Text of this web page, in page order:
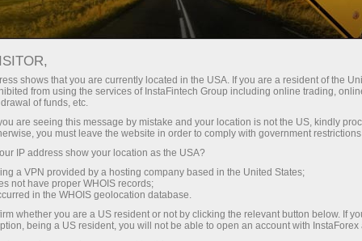
Con InstaForex obtiene acceso a
competitivas: apalancamiento de
hasta 1:5000, unos de los mejores
spreads y comisiones del
mercado, así como condiciones
atractivas para operar con
acciones e índices.
Spreads mínimos
Bono del 30%
en cada depósito
Velocidad
en el trading y en la pista
shows that you are currently located in the USA. If you are a resident of the
from using the services of InstaFintech Group including online trading,
of funds, etc.
are seeing this message by mistake and your location is not the US, kindly
you must leave the website in order to comply with government
IP address show your location as the USA?
a VPN provided by a hosting company based in the United States;
not have proper WHOIS records;
in the WHOIS geolocation database.
whether you are a US resident or not by clicking the relevant button below. If
being a US resident, you will not be able to open an account with InstaForex